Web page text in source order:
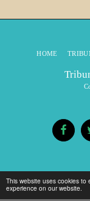
This website uses cookies
experience on our website.
HOME